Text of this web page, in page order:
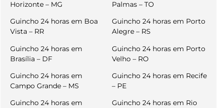
Horizonte – MG
Guincho 24 horas em Boa
Vista – RR
Guincho 24 horas em
Brasília – DF
Guincho 24 horas em
Campo Grande – MS
Guincho 24 horas em
Palmas – TO
Guincho 24 horas em Porto
Alegre – RS
Guincho 24 horas em Porto
Velho – RO
Guincho 24 horas em Recife
– PE
Guincho 24 horas em Rio